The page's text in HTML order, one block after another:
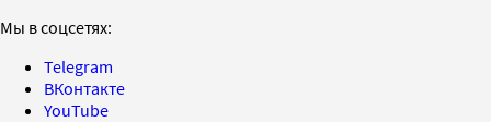
Мы в соцсетях:
Telegram
ВКонтакте
YouTube